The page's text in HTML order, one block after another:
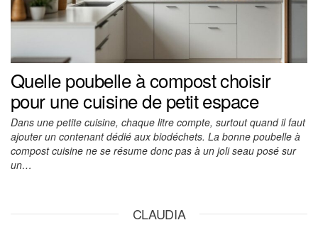
Quelle poubelle à compost choisir
pour une cuisine de petit espace
Dans une petite cuisine, chaque litre compte, surtout quand il faut
ajouter un contenant dédié aux biodéchets. La bonne poubelle à
compost cuisine ne se résume donc pas à un joli seau posé sur
un…
CLAUDIA